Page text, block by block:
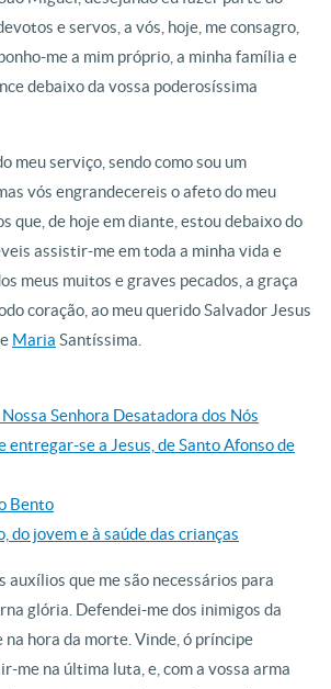
e servos, a vós, hoje, me consagro,
me a mim próprio, a minha família e
debaixo da vossa poderosíssima
meu serviço, sendo como sou um
vós engrandecereis o afeto do meu
que, de hoje em diante, estou debaixo do
assistir-me em toda a minha vida e
meus muitos e graves pecados, a graça
coração, ao meu querido Salvador Jesus
Maria Santíssima.
Nossa Senhora Desatadora dos Nós
entregar-se a Jesus, de Santo Afonso de
Bento
do jovem e à saúde das crianças
auxílios que me são necessários para
glória. Defendei-me dos inimigos da
hora da morte. Vinde, ó príncipe
me na última luta, e, com a vossa arma